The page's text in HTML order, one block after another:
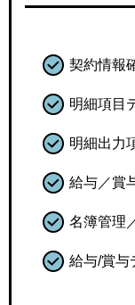
契約情報
明細項目
明細出力
給与／賞
名簿管理
給与/賞与